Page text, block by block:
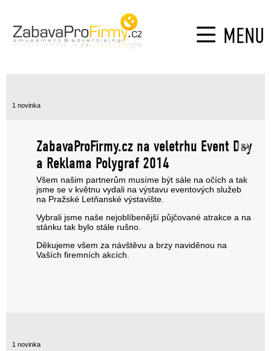
MENU
1 novinka
ZabavaProFirmy.cz na veletrhu Event Day
a Reklama Polygraf 2014
Všem našim partnerům musíme být sále na očích a tak
jsme se v květnu vydali na výstavu eventových služeb
na Pražské Letňanské výstavište.
Vybrali jsme naše nejoblíbenější půjčované atrakce a na
stánku tak bylo stále rušno.
Děkujeme všem za návštěvu a brzy naviděnou na
Vaších firemních akcích.
1 novinka